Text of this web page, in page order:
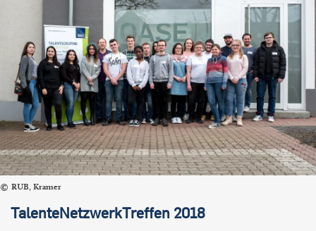
RUB, Kramer
TalenteNetzwerkTreffen 2018